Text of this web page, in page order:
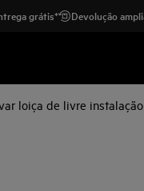
grátis* Devolução
loiça de livre instalação